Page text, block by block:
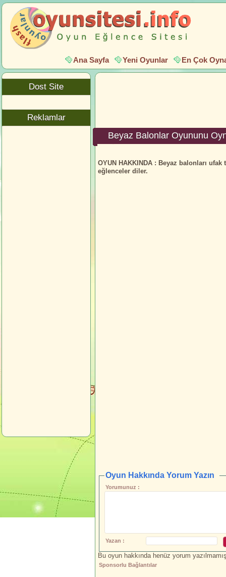
Ana Sayfa Yeni Oyunlar En Çok
Beyaz Balonlar Oyununu
OYUN HAKKINDA : Beyaz balonları ufak
eğlenceler diler.
Oyun Hakkında Yorum Yazın
Yorumunuz :
Yazan :
Bu oyun hakkında henüz yorum
Sponsorlu Bağlantılar
Dost Site
Reklamlar